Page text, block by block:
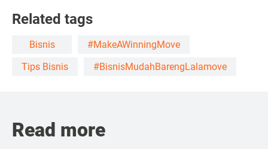
Related tags
Bisnis
#MakeAWinningMove
Tips Bisnis
#BisnisMudahBarengLalamove
Read more